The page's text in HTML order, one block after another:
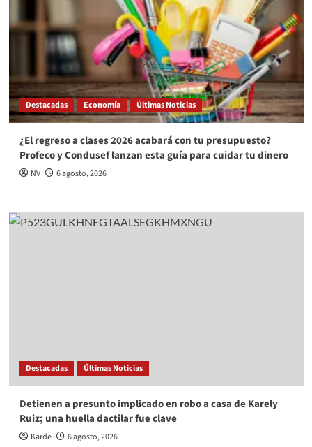
Destacadas Economía Últimas Noticias
¿El regreso a clases 2026 acabará con tu presupuesto?
Profeco y Condusef lanzan esta guía para cuidar tu dinero
NV 6 agosto, 2026
Destacadas Últimas Noticias
Detienen a presunto implicado en robo a casa de Karely
Ruiz; una huella dactilar fue clave
Karde 6 agosto, 2026